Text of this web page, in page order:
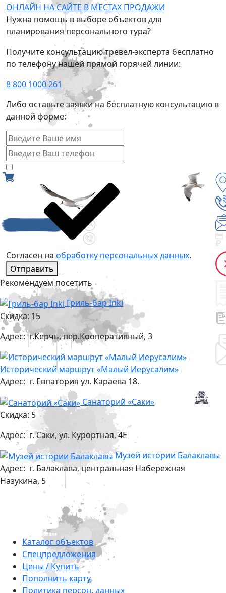
ОНЛАЙН НА САЙТЕ В МЕСТАХ ПРОДАЖИ
Нужна помощь в выборе объектов для
планирования персонального тура?
Получите консультацию тревел-эксперта бесплатно
по телефону нашей прямой горячей линии:
8 800 1000 261
Либо оставьте заявки на бесплатную консультацию в
данной форме:
Согласен на обработку персональных данных.
Отправить
Рекомендуем посетить
Гриль-бар Inki
Скидка: 15
Адрес:г.Керчь, пер.Кооперативный, 3
Исторический маршрут «Малый Иерусалим»
Адрес: г. Евпатория ул. Караева 18.
Санаторий «Саки»
Скидка: 5
Адрес:г. Саки, ул. Курортная, 4Е
Музей истории Балаклавы
Адрес: г. Балаклава, центральная Набережная
Назукина, 5
Каталог объектов
Cпецпредложения
Цены / Купить
Пополнить карту
Политика персон. данных